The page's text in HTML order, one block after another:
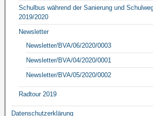
Schulbus während der Sanierung und
2019/2020
Newsletter
Newsletter/BVA/06/2020/0003
Newsletter/BVA/04/2020/0001
Newsletter/BVA/05/2020/0002
Radtour 2019
Datenschutzerklärung